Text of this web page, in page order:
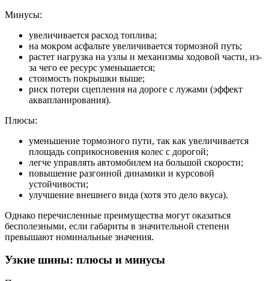
Минусы:
увеличивается расход топлива;
на мокром асфальте увеличивается тормозной путь;
растет нагрузка на узлы и механизмы ходовой части, из-
за чего ее ресурс уменьшается;
стоимость покрышки выше;
риск потери сцепления на дороге с лужами (эффект
аквапланирования).
Плюсы:
уменьшение тормозного пути, так как увеличивается
площадь соприкосновения колес с дорогой;
легче управлять автомобилем на большой скорости;
повышение разгонной динамики и курсовой
устойчивости;
улучшение внешнего вида (хотя это дело вкуса).
Однако перечисленные преимущества могут оказаться
бесполезными, если габариты в значительной степени
превышают номинальные значения.
Узкие шины: плюсы и минусы